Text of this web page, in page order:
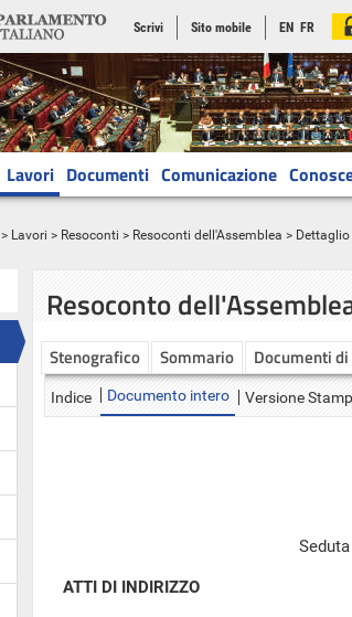
Scrivi Sito mobile EN FR
Lavori Documenti Comunicazione
> Lavori > Resoconti > Resoconti dell'Assemblea >
Resoconto
Stenografico Sommario Documenti
Indice Documento intero Versione
ATTI DI INDIRIZZO